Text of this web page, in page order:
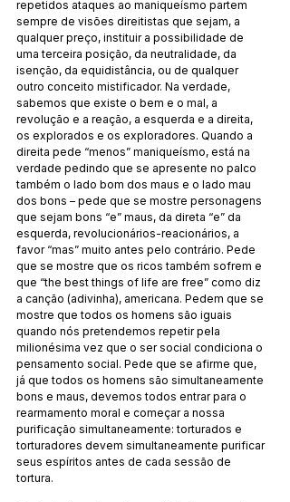
repetidos ataques ao maniqueísmo partem
sempre de visões direitistas que sejam, a
qualquer preço, instituir a possibilidade de
uma terceira posição, da neutralidade, da
isenção, da equidistância, ou de qualquer
outro conceito mistificador. Na verdade,
sabemos que existe o bem e o mal, a
revolução e a reação, a esquerda e a direita,
os explorados e os exploradores. Quando a
direita pede “menos” maniqueísmo, está na
verdade pedindo que se apresente no palco
também o lado bom dos maus e o lado mau
dos bons – pede que se mostre personagens
que sejam bons “e” maus, da direta “e” da
esquerda, revolucionários-reacionários, a
favor “mas” muito antes pelo contrário. Pede
que se mostre que os ricos também sofrem e
que “the best things of life are free” como diz
a canção (adivinha), americana. Pedem que se
mostre que todos os homens são iguais
quando nós pretendemos repetir pela
milionésima vez que o ser social condiciona o
pensamento social. Pede que se afirme que,
já que todos os homens são simultaneamente
bons e maus, devemos todos entrar para o
rearmamento moral e começar a nossa
purificação simultaneamente: torturados e
torturadores devem simultaneamente purificar
seus espíritos antes de cada sessão de
tortura.